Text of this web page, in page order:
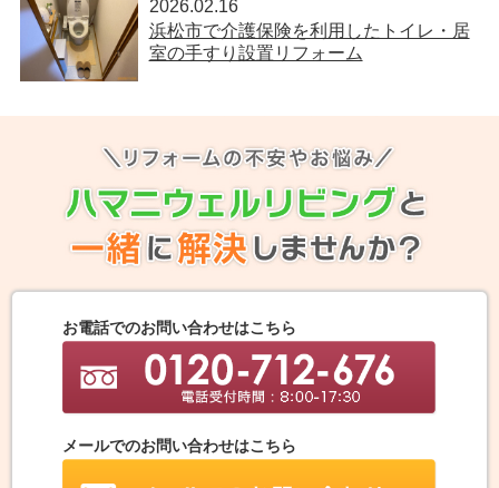
2026.02.16
浜松市で介護保険を利用したトイレ・居
室の手すり設置リフォーム
お電話でのお問い合わせはこちら
メールでのお問い合わせはこちら